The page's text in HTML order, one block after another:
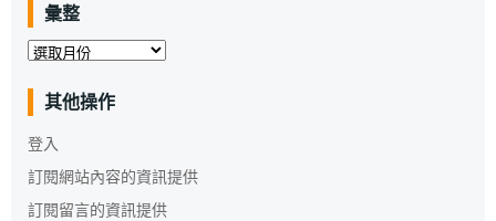
彙整
彙
其他操作
登入
訂閱網站內容的資訊提供
訂閱留言的資訊提供